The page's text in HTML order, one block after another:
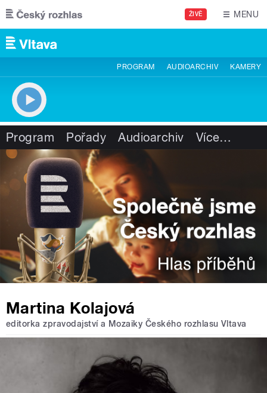
Přejít k hlavnímu obsahu
ŽIVĚ MENU
PROGRAM AUDIOARCHIV KAMERY
Program Pořady Audioarchiv Více…
Martina Kolajová
editorka zpravodajství a Mozaiky Českého rozhlasu Vltava